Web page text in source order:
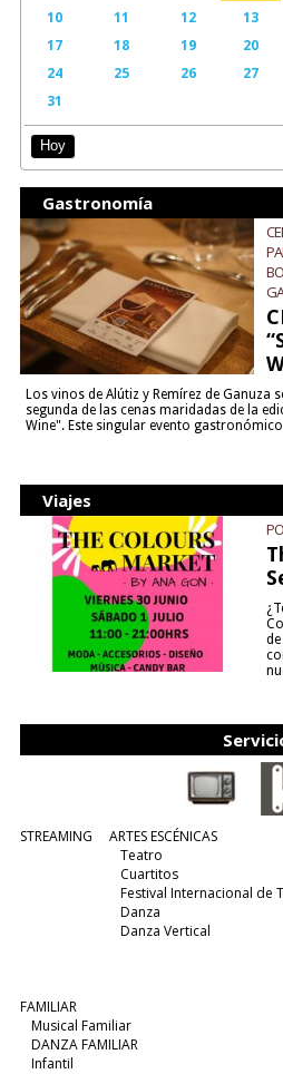
10
11 12 13
17
18 19 20
24
25 26 27
31
Hoy
Gastronomía
Los vinos de Alútiz y Remírez de Ganuza
segunda de las cenas maridadas de la
Wine". Este singular evento
Viajes
STREAMING
ARTES ESCÉNICAS
Teatro
Cuartitos
Festival Internacional de
Danza
Danza Vertical
FAMILIAR
Musical Familiar
DANZA FAMILIAR
Infantil